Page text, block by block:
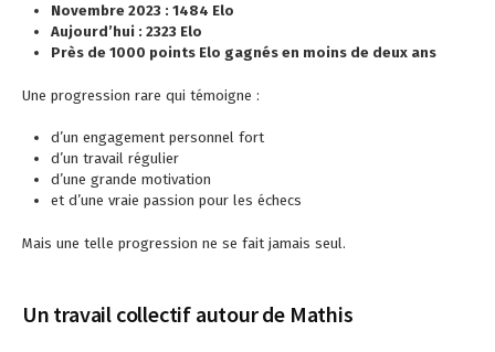
Novembre 2023 : 1484 Elo
Aujourd’hui : 2323 Elo
Près de 1000 points Elo gagnés en moins de deux ans
Une progression rare qui témoigne :
d’un engagement personnel fort
d’un travail régulier
d’une grande motivation
et d’une vraie passion pour les échecs
Mais une telle progression ne se fait jamais seul.
Un travail collectif autour de Mathis